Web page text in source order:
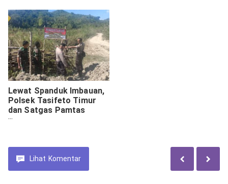
Lewat Spanduk Imbauan,
Polsek Tasifeto Timur
dan Satgas Pamtas
Larang Warga Berwisata
Lihat Komentar